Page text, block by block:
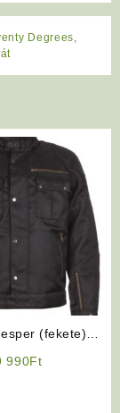
Degrees,
(fekete)
990Ft